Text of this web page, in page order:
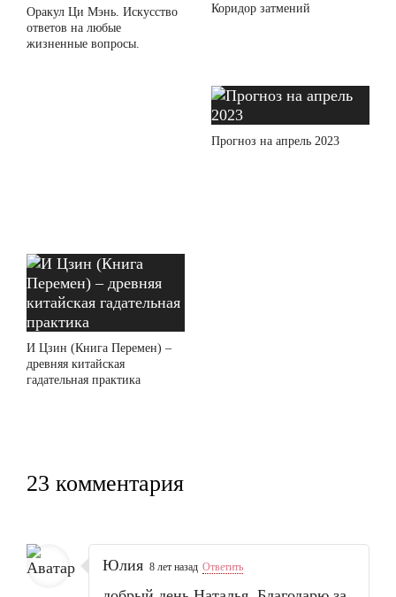
Оракул Ци Мэнь. Искусство
ответов на любые
жизненные вопросы.
Коридор затмений
Прогноз на апрель 2023
И Цзин (Книга Перемен) –
древняя китайская
гадательная практика
23 комментария
Юлия 8 лет назад Ответить